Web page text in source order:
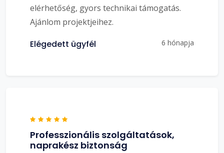
elérhetőség, gyors technikai támogatás.
Ajánlom projektjeihez.
Elégedett ügyfél 6 hónapja
Professzionális szolgáltatások,
naprakész biztonság